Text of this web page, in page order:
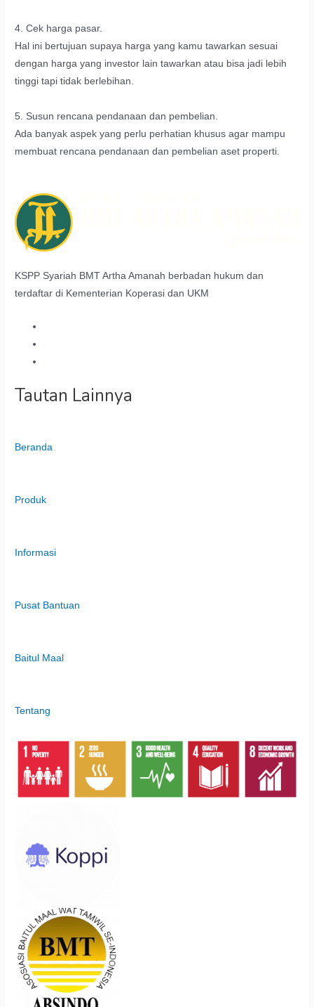
4. Cek harga pasar.
Hal ini bertujuan supaya harga yang kamu tawarkan sesuai
dengan harga yang investor lain tawarkan atau bisa jadi lebih
tinggi tapi tidak berlebihan.
5. Susun rencana pendanaan dan pembelian.
Ada banyak aspek yang perlu perhatian khusus agar mampu
membuat rencana pendanaan dan pembelian aset properti.
KSPP Syariah BMT Artha Amanah berbadan hukum dan
terdaftar di Kementerian Koperasi dan UKM
Tautan Lainnya
Beranda
Produk
Informasi
Pusat Bantuan
Baitul Maal
Tentang